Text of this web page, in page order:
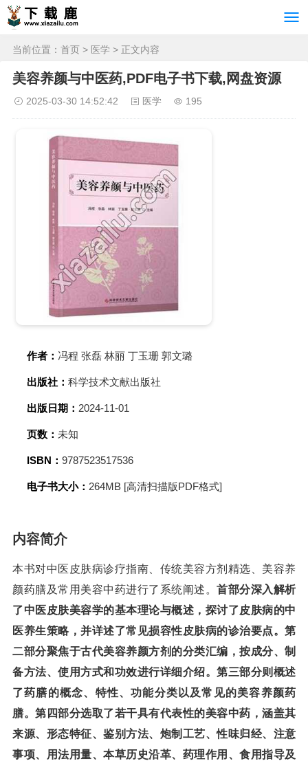
当前位置： 首页 > 医学 > 正文内容
美容养颜与中医药,PDF电子书下载,网盘资源
2025-03-30 14:52:42 医学 195
作者： 冯程 张磊 林丽 丁玉珊 郭文璐
出版社： 科学技术文献出版社
出版日期： 2024-11-01
页数： 未知
ISBN： 9787523517536
电子书大小： 264MB [高清扫描版PDF格式]
内容简介
本书对中医皮肤病诊疗指南、传统美容方剂精选、美容养
颜药膳及常用美容中药进行了系统阐述。 首部分深入解析
了中医皮肤美容学的基本理论与概述，探讨了皮肤病的中
医养生策略，并详述了常见损容性皮肤病的诊治要点。第
二部分聚焦于古代美容养颜方剂的分类汇编，按成分、制
备方法、使用方式和功效进行详细介绍。第三部分则概述
了药膳的概念、特性、功能分类以及常见的美容养颜药
膳。第四部分选取了若干具有代表性的美容中药，涵盖其
来源、形态特征、鉴别方法、炮制工艺、性味归经、注意
事项、用法用量、本草历史沿革、药理作用、食用指导及